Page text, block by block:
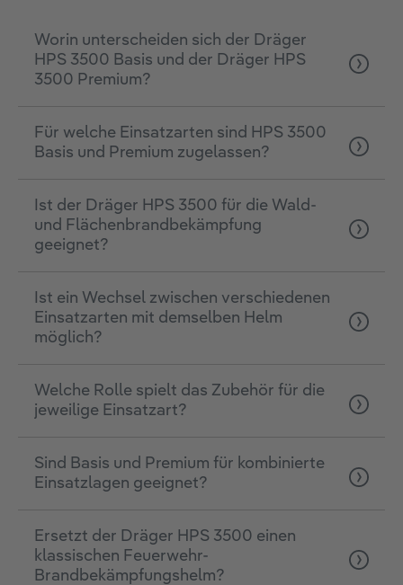
Worin unterscheiden sich der Dräger
HPS 3500 Basis und der Dräger HPS
3500 Premium?
Für welche Einsatzarten sind HPS 3500
Basis und Premium zugelassen?
Ist der Dräger HPS 3500 für die Wald-
und Flächenbrandbekämpfung
geeignet?
Ist ein Wechsel zwischen verschiedenen
Einsatzarten mit demselben Helm
möglich?
Welche Rolle spielt das Zubehör für die
jeweilige Einsatzart?
Sind Basis und Premium für kombinierte
Einsatzlagen geeignet?
Ersetzt der Dräger HPS 3500 einen
klassischen Feuerwehr-
Brandbekämpfungshelm?